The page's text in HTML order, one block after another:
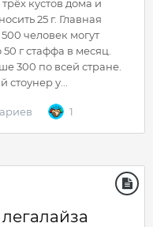
кустов дома и
25 г. Главная
человек могут
г стаффа в месяц.
300 по всей стране.
у...
1